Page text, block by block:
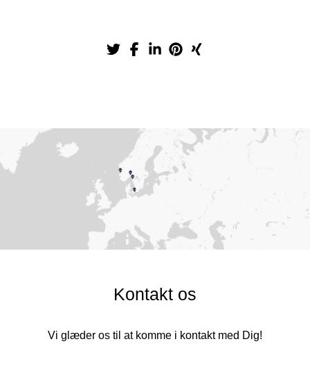
Kontakt os
Vi glæder os til at komme i kontakt med Dig!